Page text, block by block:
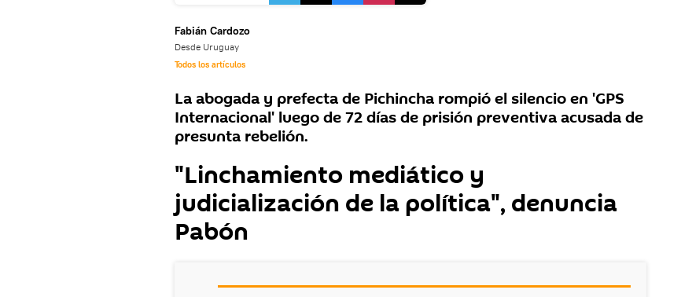
Fabián Cardozo
Desde Uruguay
Todos los artículos
La abogada y prefecta de Pichincha rompió el silencio en 'GPS
Internacional' luego de 72 días de prisión preventiva acusada de
presunta rebelión.
"Linchamiento mediático y
judicialización de la política", denuncia
Pabón